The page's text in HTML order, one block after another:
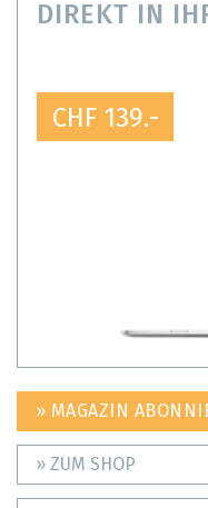
DIREKT IN
CHF 139.-
» MAGAZIN
» ZUM SHOP